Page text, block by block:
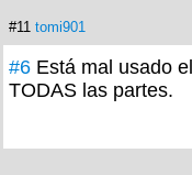
#11 tomi901
#6 Está mal usado
TODAS las partes.